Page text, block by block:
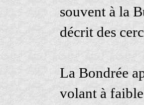
souvent à la
décrit des
La Bondrée
volant à